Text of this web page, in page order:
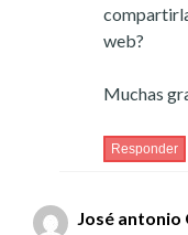
web?
Muchas
Responder
José antonio